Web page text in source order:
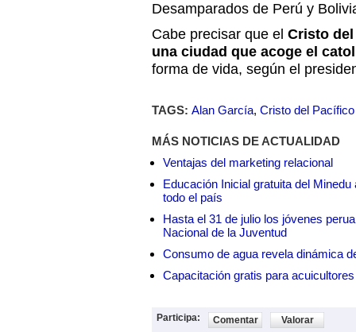
Desamparados de Perú y
Cabe precisar que el Cristo
una ciudad que acoge el
forma de vida, según el
TAGS: Alan García, Cristo del Pacífico
MÁS NOTICIAS DE ACTUALIDAD
Ventajas del marketing relacional
Educación Inicial gratuita del
todo el país
Hasta el 31 de julio los jóvenes
Nacional de la Juventud
Consumo de agua revela dinámica
Capacitación gratis para
Participa: Comentar Valorar